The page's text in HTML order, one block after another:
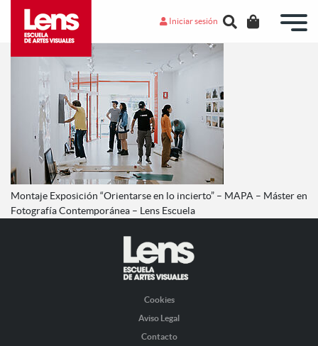
Iniciar sesión
Montaje Exposición “Orientarse en lo incierto” – MAPA – Máster en
Fotografía Contemporánea – Lens Escuela
Cookies
Aviso Legal
Contacto